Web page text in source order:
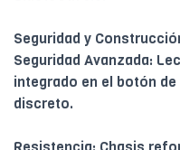
Seguridad y
Seguridad Avanzada:
integrado en el botón
discreto.